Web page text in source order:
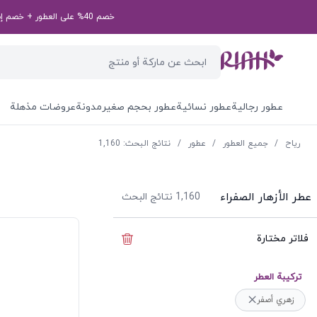
خصم 40% على العطور + خصم إضافي بقيمة 50 درهم إماراتي على طلبك الأول! رمز الخصم الخاص بك: first50aed
عطور رجاليةعطور نسائيةعطور بحجم صغيرمدونةعروضات مذهلة
ریاح / جميع العطور / عطور / نتائج البحث: 1,160
عطر الأزهار الصفراء 1,160 نتائج البحث
فلاتر مختارة
ترکیبة العطر
زهري أصفر